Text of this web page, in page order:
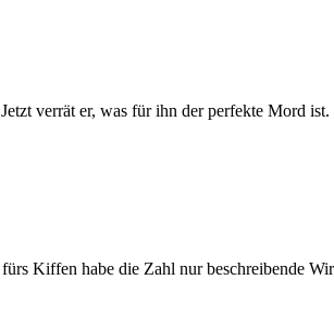
verrät er, was für ihn der perfekte Mord ist.
Kiffen habe die Zahl nur beschreibende